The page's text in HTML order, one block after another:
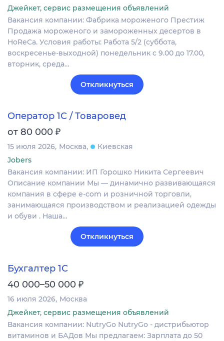
Джейкет, сервис размещения объявлений
Вакансия компании: Фабрика мороженого Престиж
Продажа мороженого и замороженных десертов в
HoReCa. Условия работы: Работа 5/2 (суббота,
воскресенье-выходной) понедельник с 9.00 до 17.00,
вторник, среда…
Откликнуться
Оператор 1С / Товаровед
от 80 000 ₽
15 июля 2026 Москва
Киевская
Jobers
Вакансия компании: ИП Горошко Никита Сергеевич
Описание компании Мы — динамично развивающаяся
компания в сфере e-com и розничной торговли,
занимающаяся производством и реализацией одежды
и обуви . Наша…
Откликнуться
Бухгалтер 1С
40 000–50 000 ₽
16 июля 2026 Москва
Джейкет, сервис размещения объявлений
Вакансия компании: NutryGo NutryGo - дистрибьютор
витаминов и БАДов Мы предлагаем: Зарплата до 50